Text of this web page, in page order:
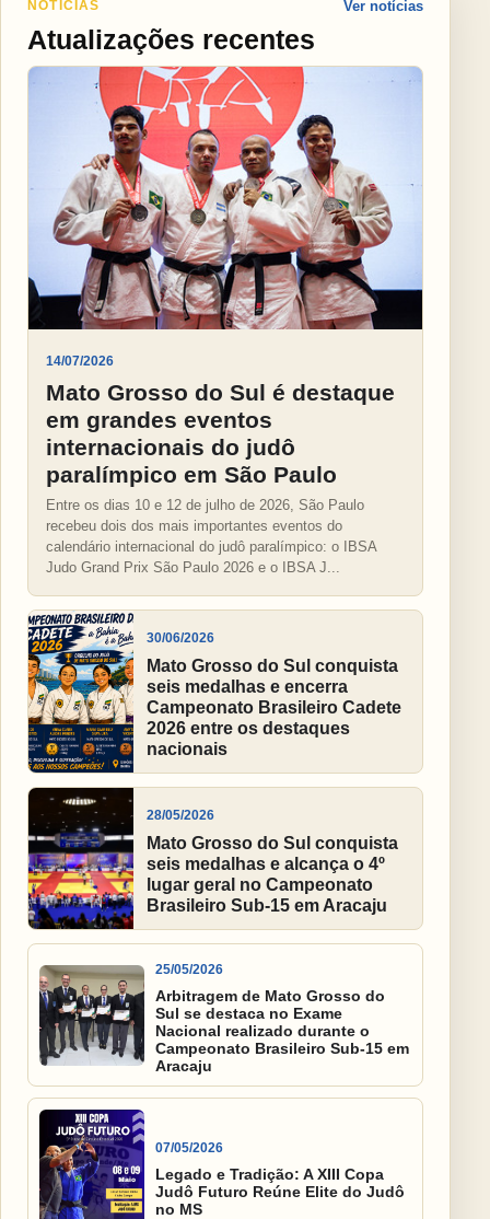
NOTÍCIAS
Atualizações recentes
Ver notícias
14/07/2026
Mato Grosso do Sul é destaque
em grandes eventos
internacionais do judô
paralímpico em São Paulo
Entre os dias 10 e 12 de julho de 2026, São Paulo
recebeu dois dos mais importantes eventos do
calendário internacional do judô paralímpico: o IBSA
Judo Grand Prix São Paulo 2026 e o IBSA J...
30/06/2026
Mato Grosso do Sul conquista
seis medalhas e encerra
Campeonato Brasileiro Cadete
2026 entre os destaques
nacionais
28/05/2026
Mato Grosso do Sul conquista
seis medalhas e alcança o 4º
lugar geral no Campeonato
Brasileiro Sub-15 em Aracaju
25/05/2026
Arbitragem de Mato Grosso do
Sul se destaca no Exame
Nacional realizado durante o
Campeonato Brasileiro Sub-15 em
Aracaju
07/05/2026
Legado e Tradição: A XIII Copa
Judô Futuro Reúne Elite do Judô
no MS